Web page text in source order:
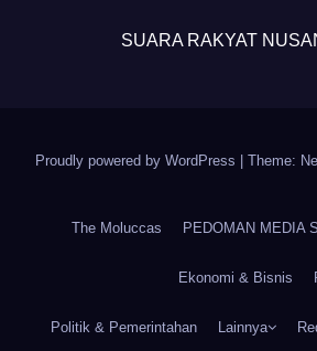
SUARA RAKYAT
Proudly powered by WordPress Theme:
The Moluccas PEDOMAN MEDIA
Ekonomi & Bisnis
Politik & Pemerintahan Lainnya